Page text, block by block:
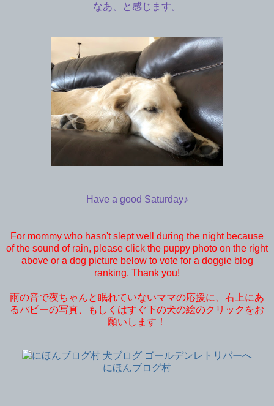
なあ、と感じます。
Have a good Saturday♪
For mommy who hasn't slept well during the night because
of the sound of rain, please click the puppy photo on the right
above or a dog picture below to vote for a doggie blog
ranking. Thank you!
雨の音で夜ちゃんと眠れていないママの応援に、右上にあ
るパピーの写真、もしくはすぐ下の犬の絵のクリックをお
願いします！
にほんブログ村